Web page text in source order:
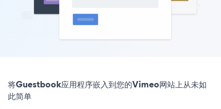
将Guestbook应用程序嵌入到您的Vimeo网站上从未如
此简单